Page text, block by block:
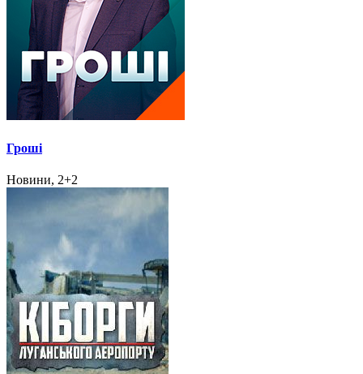
Гроші
Новини, 2+2